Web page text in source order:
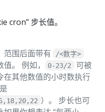
cron” 步长值。
范围后面带有
/<数字>
。 例如， 0-23/2
可被
在其他数值的小时数执行
）。 步长也可